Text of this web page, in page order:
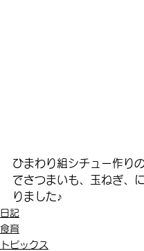
ひまわり組シチュー作り
でさつまいも、玉ねぎ、
りました♪
日記
食育
トピックス